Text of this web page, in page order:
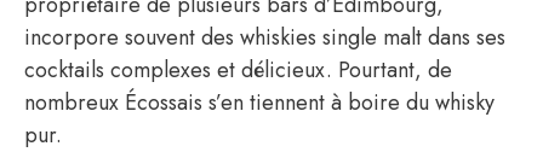
incorpore souvent des whiskies single malt dans ses
cocktails complexes et délicieux. Pourtant, de
nombreux Écossais s’en tiennent à boire du whisky
pur.